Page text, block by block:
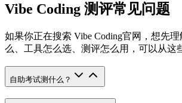
Vibe Coding 测评常见问题
如果你正在搜索 Vibe Coding官网，想先理
么、工具怎么选、测评怎么用，可以从这
自助考试测什么？